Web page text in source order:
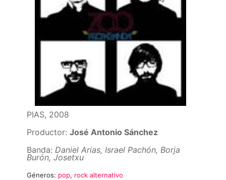
PIAS, 2008
Productor: José Antonio Sánchez
Banda: Daniel Arias, Israel Pachón, Borja
Burón, Josetxu
Géneros: pop, rock alternativo